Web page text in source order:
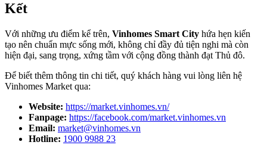
Kết
Với những ưu điểm kể trên, Vinhomes Smart City hứa hẹn kiến
tạo nên chuẩn mực sống mới, không chỉ đầy đủ tiện nghi mà còn
hiện đại, sang trọng, xứng tầm với cộng đồng thành đạt Thủ đô.
Để biết thêm thông tin chi tiết, quý khách hàng vui lòng liên hệ
Vinhomes Market qua:
Website: https://market.vinhomes.vn/
Fanpage: https://facebook.com/market.vinhomes.vn
Email: market@vinhomes.vn
Hotline: 1900 9988 23